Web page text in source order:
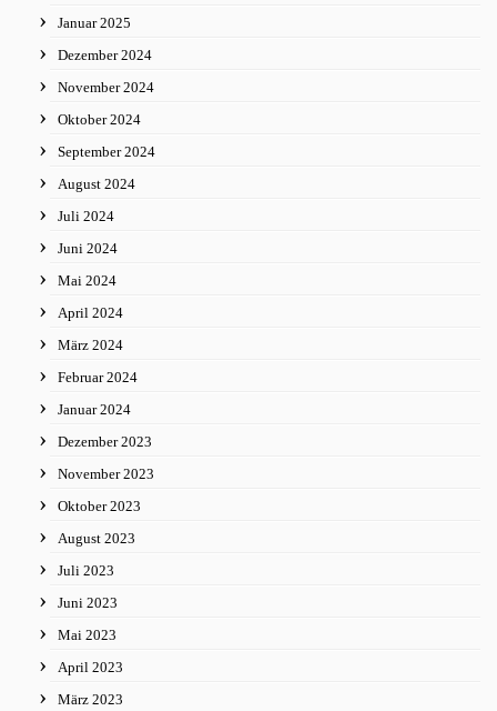
Januar 2025
Dezember 2024
November 2024
Oktober 2024
September 2024
August 2024
Juli 2024
Juni 2024
Mai 2024
April 2024
März 2024
Februar 2024
Januar 2024
Dezember 2023
November 2023
Oktober 2023
August 2023
Juli 2023
Juni 2023
Mai 2023
April 2023
März 2023